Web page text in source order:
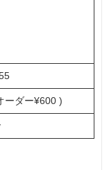
ーダー¥600 )